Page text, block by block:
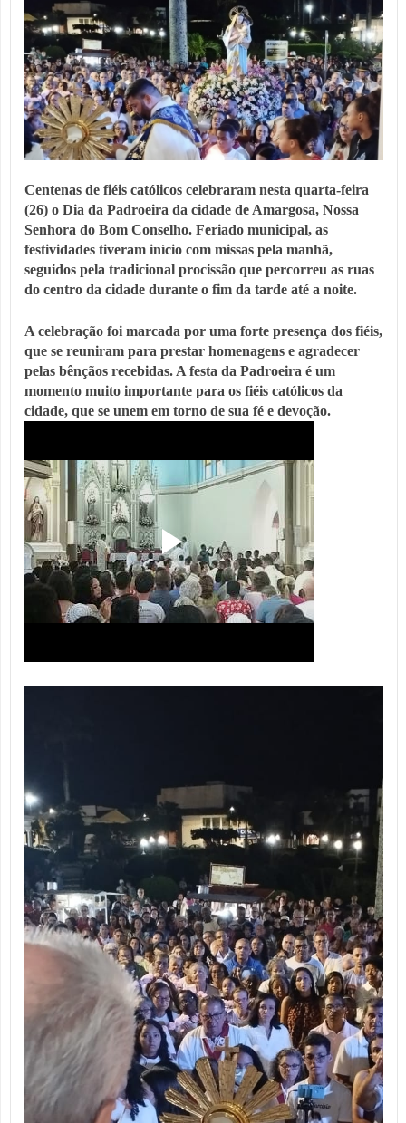
Centenas de fiéis católicos celebraram nesta quarta-feira
(26) o Dia da Padroeira da cidade de Amargosa, Nossa
Senhora do Bom Conselho. Feriado municipal, as
festividades tiveram início com missas pela manhã,
seguidos pela tradicional procissão que percorreu as ruas
do centro da cidade durante o fim da tarde até a noite.
A celebração foi marcada por uma forte presença dos fiéis,
que se reuniram para prestar homenagens e agradecer
pelas bênçãos recebidas. A festa da Padroeira é um
momento muito importante para os fiéis católicos da
cidade, que se unem em torno de sua fé e devoção.